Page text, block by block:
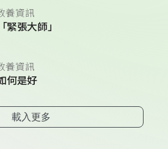
養資訊
緊張大師」
養資訊
何是好
載入更多